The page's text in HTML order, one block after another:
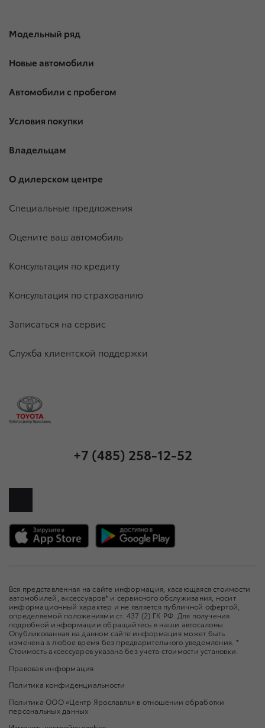
Модельный ряд
Новые автомобили
Автомобили с пробегом
Условия покупки
Владельцам
О дилерском центре
Специальные предложения
Оцените ваш автомобиль
Консультация по кредиту
Консультация по страхованию
Записаться на сервис
Служба клиентской поддержки
+7 (485) 258-12-52
Вся представленная на сайте информация, касающаяся стоимости
автомобилей, аксессуаров* и сервисного обслуживания, носит
информационный характер и не является публичной офертой,
определяемой положениями ст. 437 (2) ГК РФ. Для получения
подробной информации обращайтесь в наши автосалоны.
Опубликованная на данном сайте информация может быть
изменена в любое время без предварительного уведомления. *
Стоимость аксессуаров указана без учета стоимости установки.
Правовая информация
Политика конфиденциальности
Политика ООО «Центр Ярославль» в отношении обработки
персональных данных